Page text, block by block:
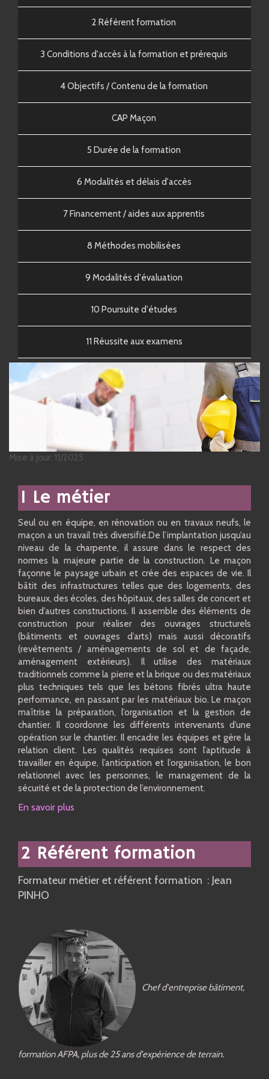
2 Référent formation
3 Conditions d'accès à la formation et prérequis
4 Objectifs / Contenu de la formation
CAP Maçon
5 Durée de la formation
6 Modalités et délais d'accès
7 Financement / aides aux apprentis
8 Méthodes mobilisées
9 Modalités d'évaluation
10 Poursuite d'études
11 Réussite aux examens
Mise à jour: 11/2025
1 Le métier
Seul ou en équipe, en rénovation ou en travaux neufs, le
maçon a un travail très diversifié.De l’implantation jusqu’au
niveau de la charpente, il assure dans le respect des
normes la majeure partie de la construction. Le maçon
façonne le paysage urbain et crée des espaces de vie. Il
bâtit des infrastructures telles que des logements, des
bureaux, des écoles, des hôpitaux, des salles de concert et
bien d’autres constructions. Il assemble des éléments de
construction pour réaliser des ouvrages structurels
(bâtiments et ouvrages d’arts) mais aussi décoratifs
(revêtements / aménagements de sol et de façade,
aménagement extérieurs). Il utilise des matériaux
traditionnels comme la pierre et la brique ou des matériaux
plus techniques tels que les bétons fibrés ultra haute
performance, en passant par les matériaux bio. Le maçon
maîtrise la préparation, l’organisation et la gestion de
chantier. Il coordonne les différents intervenants d’une
opération sur le chantier. Il encadre les équipes et gère la
relation client. Les qualités requises sont l’aptitude à
travailler en équipe, l’anticipation et l’organisation, le bon
relationnel avec les personnes, le management de la
sécurité et de la protection de l’environnement.
En savoir plus
2 Référent formation
Formateur métier et référent formation : Jean
PINHO
Chef d'entreprise bâtiment,
formation AFPA, plus de 25 ans d'expérience de terrain.